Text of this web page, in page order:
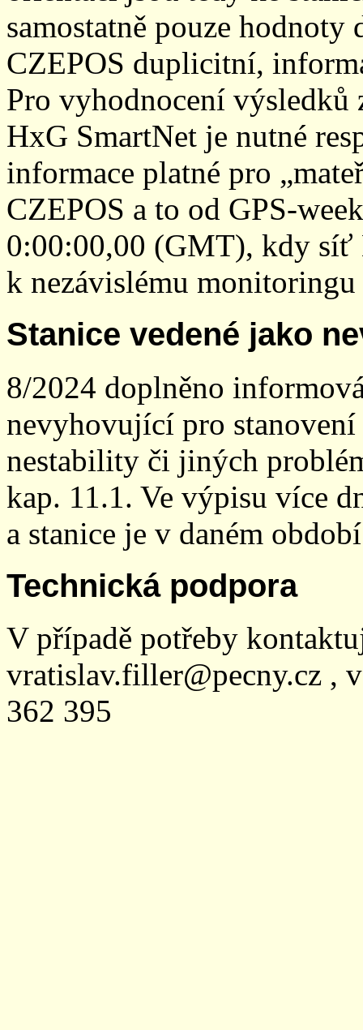
samostatně pouze
CZEPOS duplicitní,
Pro vyhodnocení
HxG SmartNet je nutné
informace platné pro
CZEPOS a to od GPS-
0:00:00,00 (GMT), kdy síť
k nezávislému
Stanice vedené jako
8/2024 doplněno
nevyhovující pro
nestability či jiných
kap. 11.1. Ve výpisu více
a stanice je v daném
Technická podpora
V případě potřeby
vratislav.filler@pecny.cz ,
362 395